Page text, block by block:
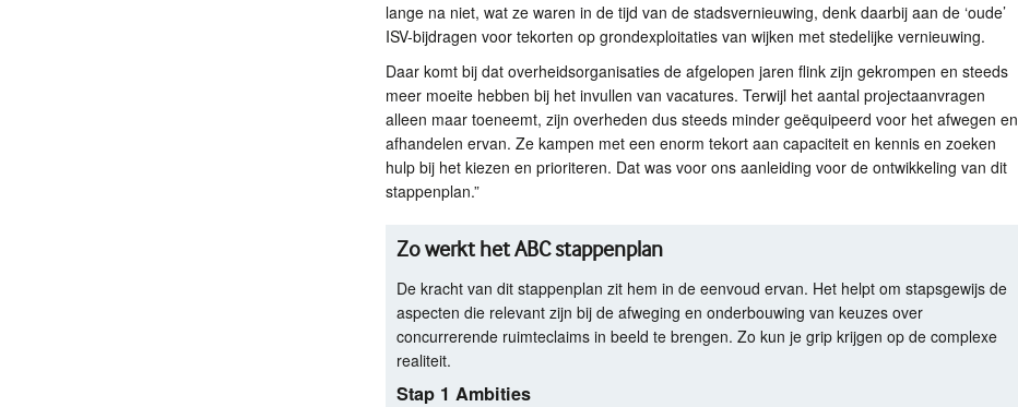
lange na niet, wat ze waren in de tijd van de stadsvernieuwing, denk daarbij aan de ‘oude’
ISV-bijdragen voor tekorten op grondexploitaties van wijken met stedelijke vernieuwing.
Daar komt bij dat overheidsorganisaties de afgelopen jaren flink zijn gekrompen en steeds
meer moeite hebben bij het invullen van vacatures. Terwijl het aantal projectaanvragen
alleen maar toeneemt, zijn overheden dus steeds minder geëquipeerd voor het afwegen en
afhandelen ervan. Ze kampen met een enorm tekort aan capaciteit en kennis en zoeken
hulp bij het kiezen en prioriteren. Dat was voor ons aanleiding voor de ontwikkeling van dit
stappenplan.”
Zo werkt hetABCstappenplan
De kracht van dit stappenplan zit hem in de eenvoud ervan. Het helpt om stapsgewijs de
aspecten die relevant zijn bij de afweging en onderbouwing van keuzes over
concurrerende ruimteclaims in beeld te brengen. Zo kun je grip krijgen op de complexe
realiteit.
Stap 1 Ambities